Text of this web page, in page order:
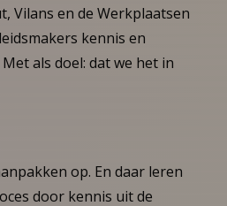
Vilans en de Werkplaatsen
kennis en
als doel: dat we het in
op. En daar leren
door kennis uit de